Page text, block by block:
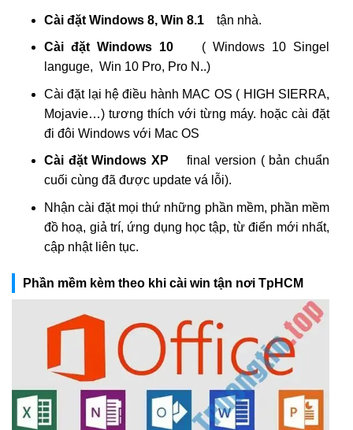
Cài đặt Windows 8, Win 8.1 tận nhà.
Cài đặt Windows 10
( Windows 10 Singel
languge, Win 10 Pro, Pro N..)
Cài đặt lại hệ điều hành MAC OS ( HIGH SIERRA,
Mojavie…) tương thích với từng máy. hoặc cài đặt
đi đôi Windows với Mac OS
Cài đặt Windows XPfinal version ( bản chuẩn
cuối cùng đã được update vá lỗi).
Nhận cài đặt mọi thứ những phần mềm, phần mềm
đồ hoạ, giả trí, ứng dụng học tập, từ điển mới nhất,
cập nhật liên tục.
Phần mềm kèm theo khi cài win tận nơi TpHCM